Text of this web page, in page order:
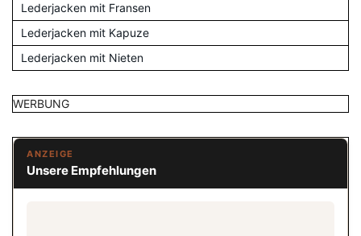
Lederjacken mit Fransen
Lederjacken mit Kapuze
Lederjacken mit Nieten
WERBUNG
ANZEIGE
Unsere Empfehlungen